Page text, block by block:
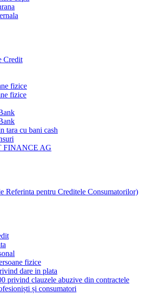
Credit
fizice
fizice
tara cu bani cash
FINANCE AG
Referinta pentru Creditele Consumatorilor)
fizice
dare in plata
privind clauzele abuzive din contractele
și consumatori